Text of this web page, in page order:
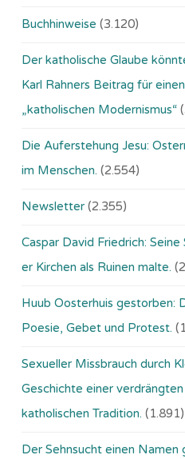
Buchhinweise (3.120)
Der katholische Glaube
Karl Rahners Beitrag für
„katholischen Modernismus“
Die Auferstehung Jesu:
im Menschen. (2.554)
Newsletter (2.355)
Caspar David Friedrich:
er Kirchen als Ruinen malte.
Huub Oosterhuis gestorben:
Poesie, Gebet und Protest.
Sexueller Missbrauch durch
Geschichte einer
katholischen Tradition. (1.891)
Der Sehnsucht einen